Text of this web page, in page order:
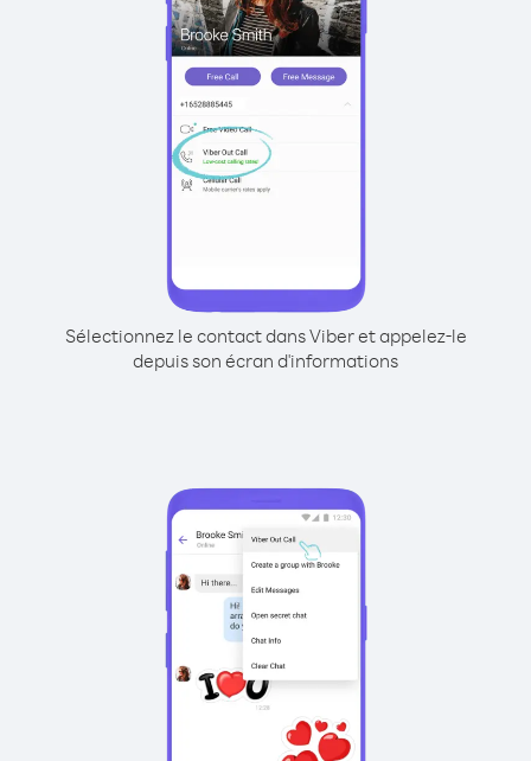
Sélectionnez le contact dans Viber et appelez-le
depuis son écran d'informations